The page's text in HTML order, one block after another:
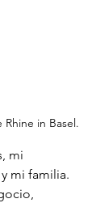
in Basel.
mi
mi familia.